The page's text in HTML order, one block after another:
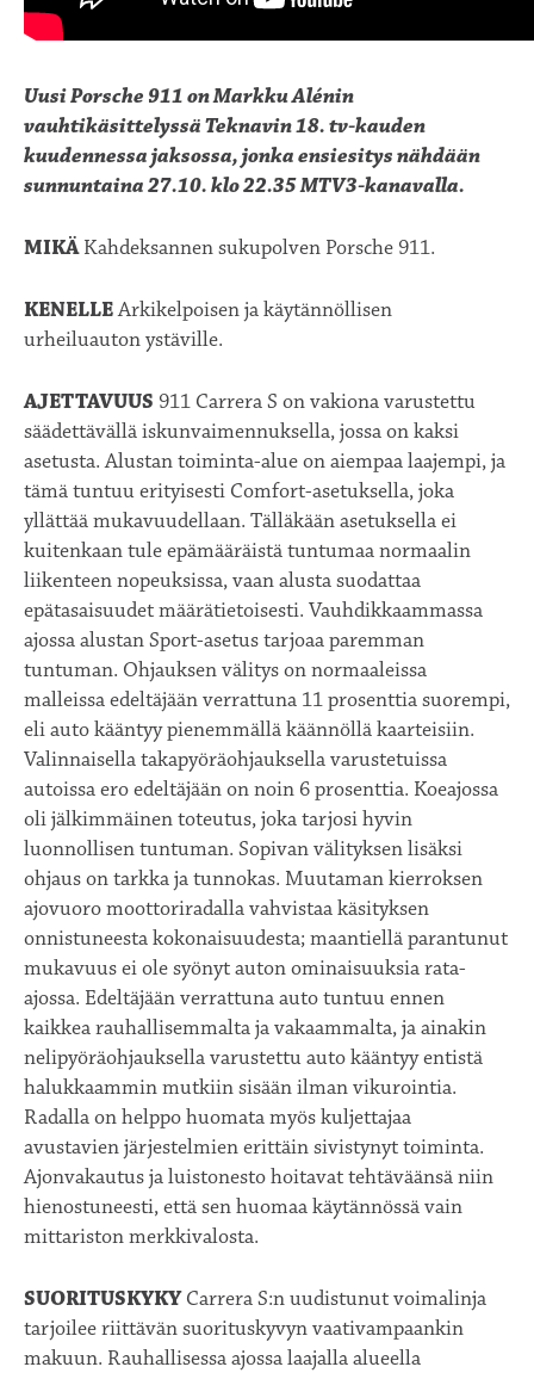
Uusi Porsche 911 on Markku Alénin
vauhtikäsittelyssä Teknavin 18. tv-kauden
kuudennessa jaksossa, jonka ensiesitys nähdään
sunnuntaina 27.10. klo 22.35 MTV3-kanavalla.
MIKÄKahdeksannen sukupolven Porsche 911.
KENELLEArkikelpoisen ja käytännöllisen
urheiluauton ystäville.
AJETTAVUUS 911 Carrera S on vakiona varustettu
säädettävällä iskunvaimennuksella, jossa on kaksi
asetusta. Alustan toiminta-alue on aiempaa laajempi, ja
tämä tuntuu erityisesti Comfort-asetuksella, joka
yllättää mukavuudellaan. Tälläkään asetuksella ei
kuitenkaan tule epämääräistä tuntumaa normaalin
liikenteen nopeuksissa, vaan alusta suodattaa
epätasaisuudet määrätietoisesti. Vauhdikkaammassa
ajossa alustan Sport-asetus tarjoaa paremman
tuntuman. Ohjauksen välitys on normaaleissa
malleissa edeltäjään verrattuna 11 prosenttia suorempi,
eli auto kääntyy pienemmällä käännöllä kaarteisiin.
Valinnaisella takapyöräohjauksella varustetuissa
autoissa ero edeltäjään on noin 6 prosenttia. Koeajossa
oli jälkimmäinen toteutus, joka tarjosi hyvin
luonnollisen tuntuman. Sopivan välityksen lisäksi
ohjaus on tarkka ja tunnokas. Muutaman kierroksen
ajovuoro moottoriradalla vahvistaa käsityksen
onnistuneesta kokonaisuudesta; maantiellä parantunut
mukavuus ei ole syönyt auton ominaisuuksia rata-
ajossa. Edeltäjään verrattuna auto tuntuu ennen
kaikkea rauhallisemmalta ja vakaammalta, ja ainakin
nelipyöräohjauksella varustettu auto kääntyy entistä
halukkaammin mutkiin sisään ilman vikurointia.
Radalla on helppo huomata myös kuljettajaa
avustavien järjestelmien erittäin sivistynyt toiminta.
Ajonvakautus ja luistonesto hoitavat tehtäväänsä niin
hienostuneesti, että sen huomaa käytännössä vain
mittariston merkkivalosta.
SUORITUSKYKYCarrera S:n uudistunut voimalinja
tarjoilee riittävän suorituskyvyn vaativampaankin
makuun. Rauhallisessa ajossa laajalla alueella